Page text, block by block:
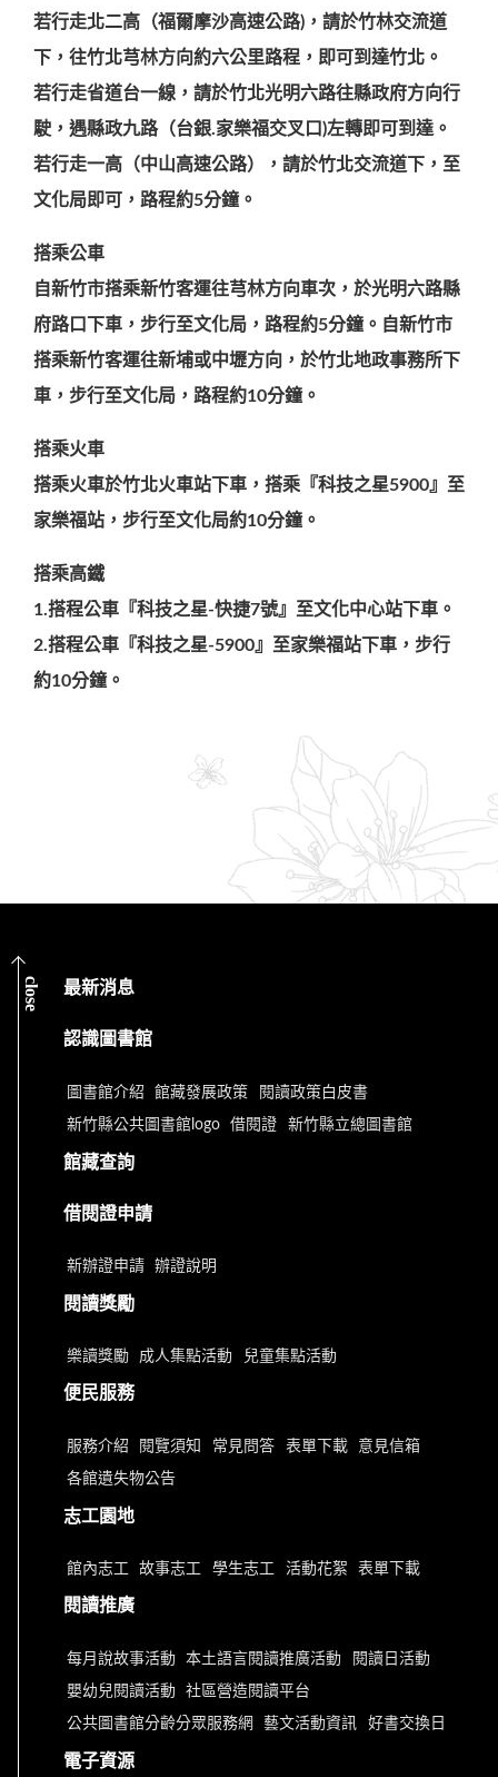
若行走北二高（福爾摩沙高速公路)，請於竹林交流道
下，往竹北芎林方向約六公里路程，即可到達竹北。
若行走省道台一線，請於竹北光明六路往縣政府方向行
駛，遇縣政九路（台銀.家樂福交叉口)左轉即可到達。
若行走一高（中山高速公路），請於竹北交流道下，至
文化局即可，路程約5分鐘。
搭乘公車
自新竹市搭乘新竹客運往芎林方向車次，於光明六路縣
府路口下車，步行至文化局，路程約5分鐘。自新竹市
搭乘新竹客運往新埔或中壢方向，於竹北地政事務所下
車，步行至文化局，路程約10分鐘。
搭乘火車
搭乘火車於竹北火車站下車，搭乘『科技之星5900』至
家樂福站，步行至文化局約10分鐘。
搭乘高鐵
1.搭程公車『科技之星-快捷7號』至文化中心站下車。
2.搭程公車『科技之星-5900』至家樂福站下車，步行
約10分鐘。
close 最新消息
認識圖書館
圖書館介紹 館藏發展政策 閱讀政策白皮書
新竹縣公共圖書館logo 借閱證 新竹縣立總圖書館
館藏查詢
借閱證申請
新辦證申請 辦證說明
閱讀獎勵
樂讀獎勵 成人集點活動 兒童集點活動
便民服務
服務介紹 閱覽須知 常見問答 表單下載 意見信箱
各館遺失物公告
志工園地
館內志工 故事志工 學生志工 活動花絮 表單下載
閱讀推廣
每月說故事活動 本土語言閱讀推廣活動 閱讀日活動
嬰幼兒閱讀活動 社區營造閱讀平台
公共圖書館分齡分眾服務網 藝文活動資訊 好書交換日
電子資源